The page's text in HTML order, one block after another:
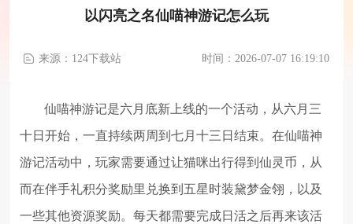
以闪亮之名仙喵神游记怎么玩
来源：124下载站 时间：2026-07-07 16:19:10
仙喵神游记是六月底新上线的一个活动，从六月三
十日开始，一直持续两周到七月十三日结束。在仙喵神
游记活动中，玩家需要通过让猫咪出行得到仙灵币，从
而在伴手礼积分奖励里兑换到五星时装黛梦金翎，以及
一些其他资源奖励。每天都需要完成日活之后再来该活